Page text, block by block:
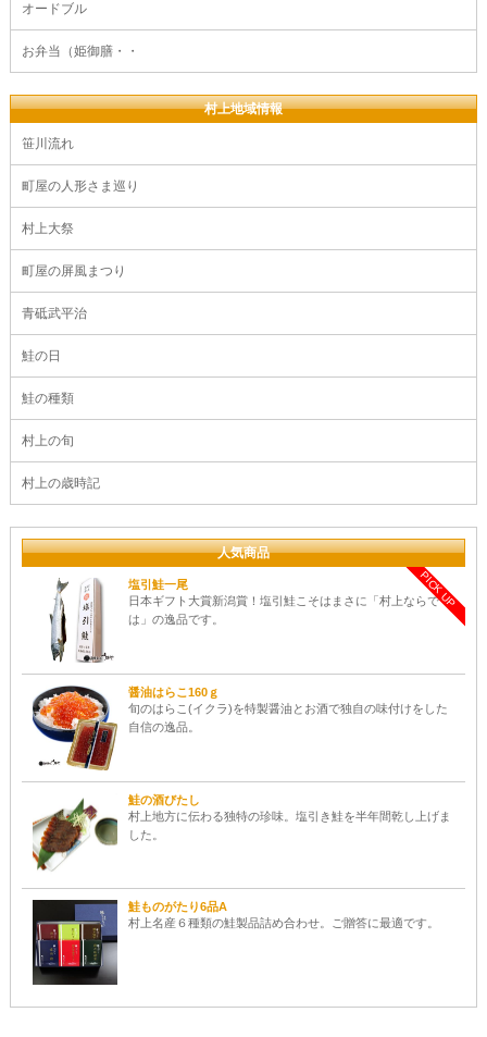
オードブル
お弁当（姫御膳・・
村上地域情報
笹川流れ
町屋の人形さま巡り
村上大祭
町屋の屏風まつり
青砥武平治
鮭の日
鮭の種類
村上の旬
村上の歳時記
人気商品
塩引鮭一尾
日本ギフト大賞新潟賞！塩引鮭こそはまさに「村上ならで
は」の逸品です。
PICK UP
醤油はらこ160ｇ
旬のはらこ(イクラ)を特製醤油とお酒で独自の味付けをした
自信の逸品。
鮭の酒びたし
村上地方に伝わる独特の珍味。塩引き鮭を半年間乾し上げま
した。
鮭ものがたり6品A
村上名産６種類の鮭製品詰め合わせ。ご贈答に最適です。